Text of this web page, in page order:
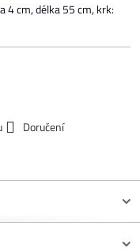
4 cm, délka 55 cm, krk:
Doručení